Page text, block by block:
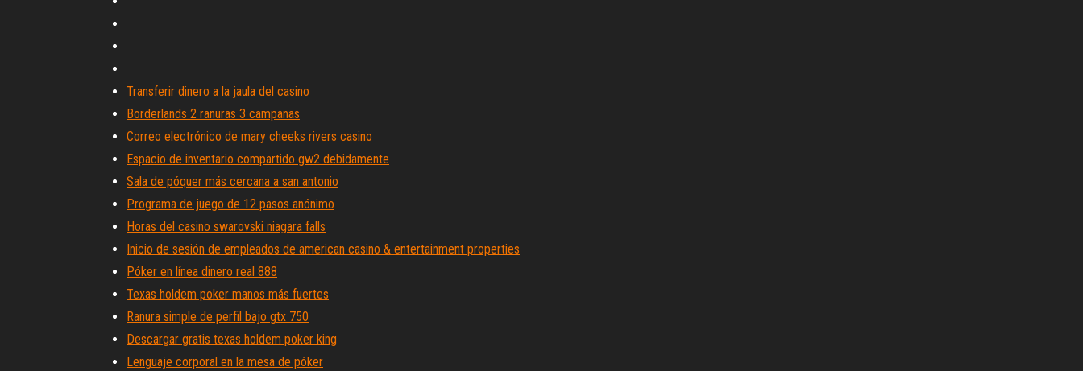
Transferir dinero a la jaula del casino
Borderlands 2 ranuras 3 campanas
Correo electrónico de mary cheeks rivers casino
Espacio de inventario compartido gw2 debidamente
Sala de póquer más cercana a san antonio
Programa de juego de 12 pasos anónimo
Horas del casino swarovski niagara falls
Inicio de sesión de empleados de american casino & entertainment properties
Póker en línea dinero real 888
Texas holdem poker manos más fuertes
Ranura simple de perfil bajo gtx 750
Descargar gratis texas holdem poker king
Lenguaje corporal en la mesa de póker